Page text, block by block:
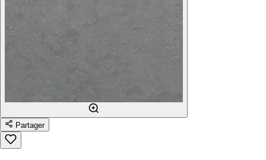
Partager